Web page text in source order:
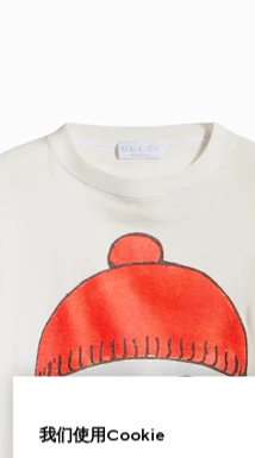
我们使用Cookie